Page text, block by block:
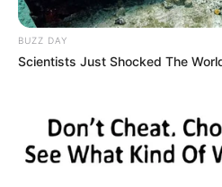
BUZZ DAY
Scientists Just Shocked The